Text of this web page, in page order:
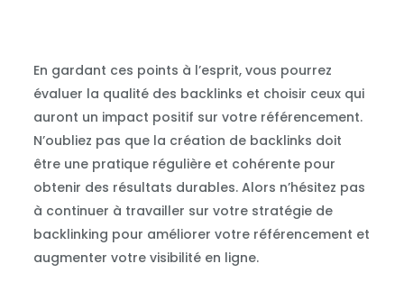
En gardant ces points à l’esprit, vous pourrez
évaluer la qualité des backlinks et choisir ceux qui
auront un impact positif sur votre référencement.
N’oubliez pas que la création de backlinks doit
être une pratique régulière et cohérente pour
obtenir des résultats durables. Alors n’hésitez pas
à continuer à travailler sur votre stratégie de
backlinking pour améliorer votre référencement et
augmenter votre visibilité en ligne.